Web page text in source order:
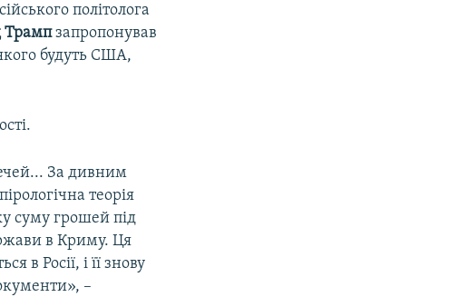
політолога
Трампзапропонував
будуть США,
За дивним
теорія
суму грошей під
в Криму. Ця
в Росії, і її знову
–